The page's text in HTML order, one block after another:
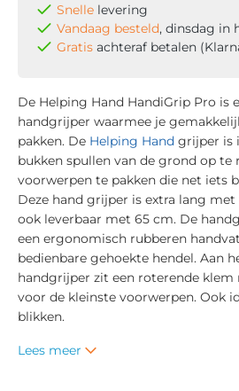
Snelle levering
Vandaag besteld, dinsdag in
Gratis achteraf betalen
De Helping Hand HandiGrip Pro is
handgrijper waarmee je
pakken. De Helping Hand grijper is
bukken spullen van de grond op te
voorwerpen te pakken die net iets
Deze hand grijper is extra lang
ook leverbaar met 65 cm. De
een ergonomisch rubberen
bedienbare gehoekte hendel. Aan
handgrijper zit een roterende
voor de kleinste voorwerpen. Ook
blikken.
Lees meer